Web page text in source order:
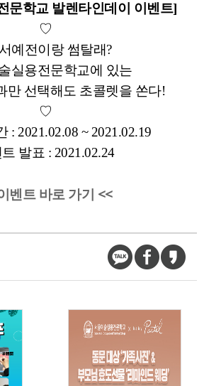
문학교 발렌타인데이 이벤트]
♡
예전이랑 썸탈래?
실용전문학교에 있는
만 선택해도 초콜렛을 쏜다!
♡
: 2021.02.08 ~ 2021.02.19
발표 : 2021.02.24
벤트 바로 가기 <<